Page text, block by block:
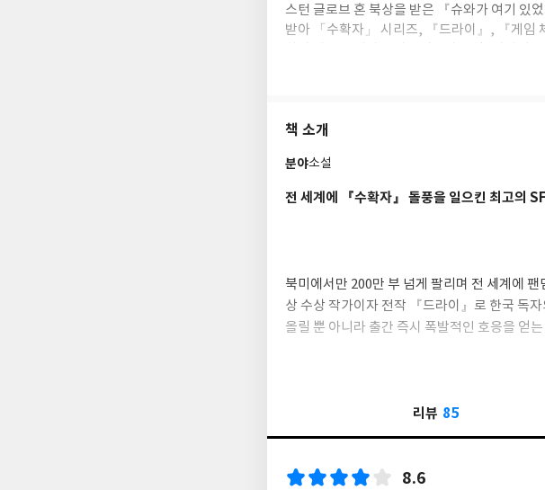
스턴 글로브 혼 북상을 받은 『슈와가 여기 있
받아 「수확자」 시리즈, 『드라이』, 『게임
책 소개
분야소설
전 세계에 『수확자』 돌풍을 일으킨 최고의
북미에서만 200만 부 넘게 팔리며 전 세계에
상 수상 작가이자 전작 『드라이』로 한국 독
올릴 뿐 아니라 출간 즉시 폭발적인 호응을 얻
슈퍼컴퓨터가 통제하는 죽음이 사라진 완벽한
무를 맡은 『수확자』들뿐. 의미 있는 죽음이
리뷰 85
8.6